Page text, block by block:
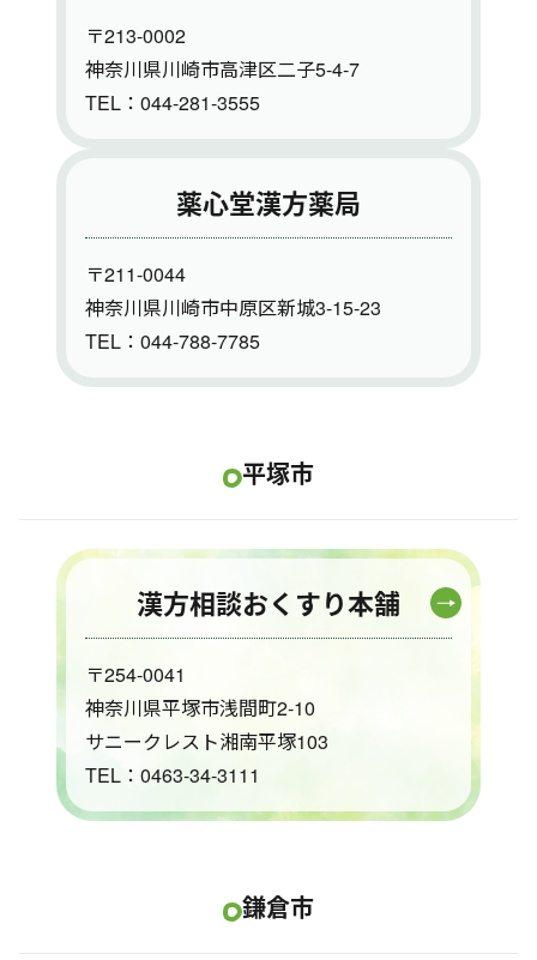
〒213-0002
神奈川県川崎市高津区二子5-4-7
TEL：044-281-3555
薬心堂漢方薬局
〒211-0044
神奈川県川崎市中原区新城3-15-23
TEL：044-788-7785
平塚市
漢方相談おくすり本舗
〒254-0041
神奈川県平塚市浅間町2-10
サニークレスト湘南平塚103
TEL：0463-34-3111
鎌倉市